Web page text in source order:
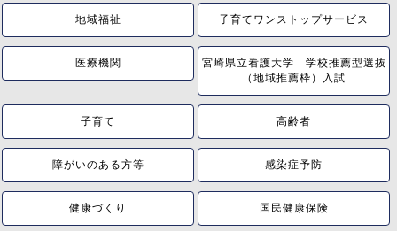
地域福祉 子育てワンストップサービス
医療機関
宮崎県立看護大学 学校推薦型選抜
（地域推薦枠）入試
子育て 高齢者
障がいのある方等 感染症予防
健康づくり 国民健康保険